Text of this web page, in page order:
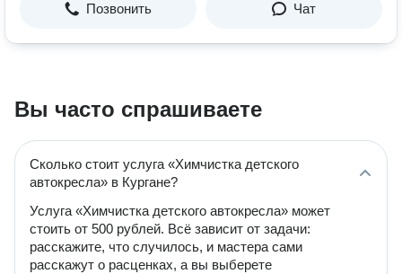
Позвонить Чат
Вы часто спрашиваете
Сколько стоит услуга «Химчистка детского
автокресла» в Кургане?
Услуга «Химчистка детского автокресла» может
стоить от 500 рублей. Всё зависит от задачи:
расскажите, что случилось, и мастера сами
расскажут о расценках, а вы выберете